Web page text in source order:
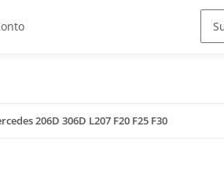
206D 306D L207 F20 F25 F30